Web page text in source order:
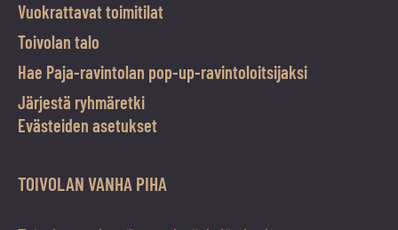
Vuokrattavat toimitilat
Toivolan talo
Hae Paja-ravintolan pop-up-ravintoloitsijaksi
Järjestä ryhmäretki
Evästeiden asetukset
TOIVOLAN VANHA PIHA